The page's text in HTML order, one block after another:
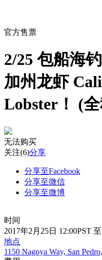
官方售票
2/25 包船海
加州龙虾
Lobster！ (
无法购买
关注(6)分享
分享至Facebook
分享至微信
分享至微博
时间
2017年2月25日 12:00PST
地点
1150 Nagoya Way, San